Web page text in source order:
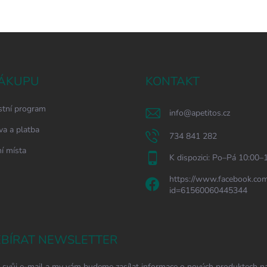
program
a platba
místa
KONTAKT
info@apetitos.cz
734 841 282
K dispozici: Po–Pá
https://
id=61560060445344
NEWSLETTER